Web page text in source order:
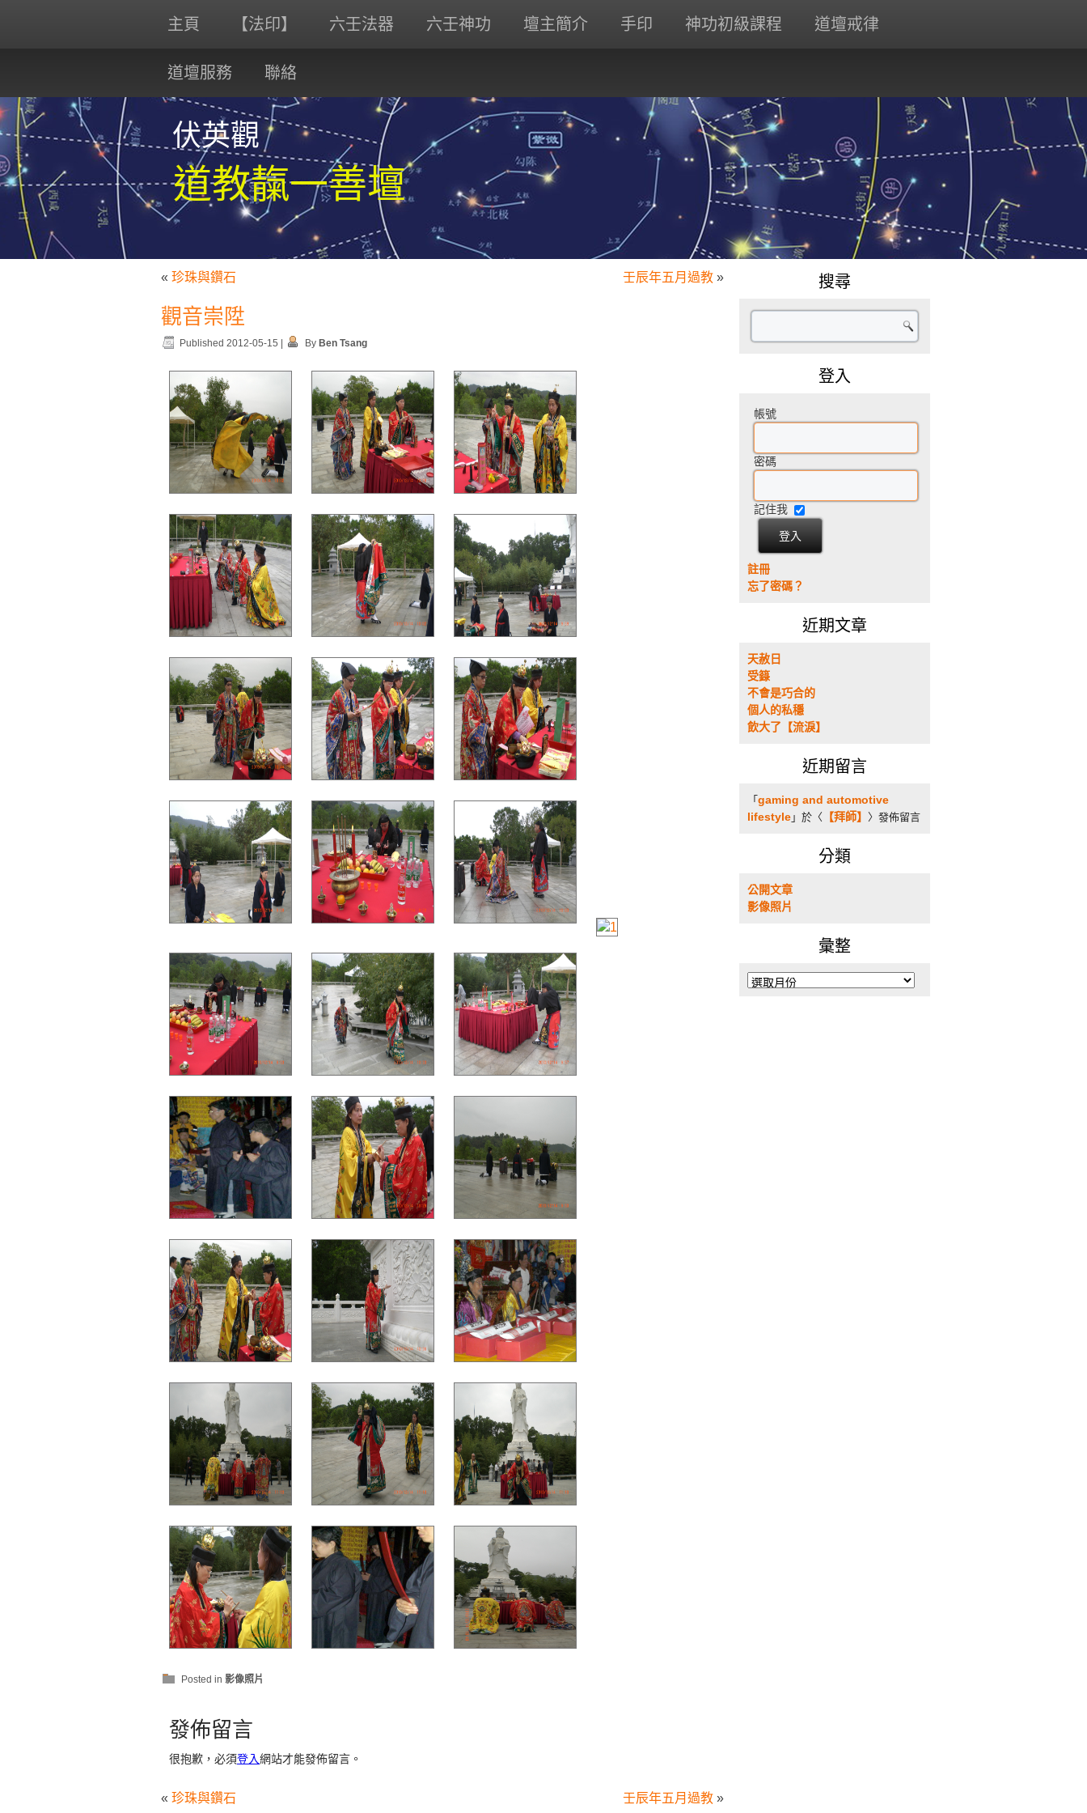
主頁 【法印】 六壬法器 六壬神功 壇主簡介 手印 神功初級課程 道壇戒律
道壇服務 聯絡
道教靝一善壇
伏英觀
« 珍珠與鑽石 壬辰年五月過教 »
觀音崇陞
Published 2012-05-15 By Ben Tsang
Posted in 影像照片
發佈留言
很抱歉，必須登入網站才能發佈留言。
« 珍珠與鑽石 壬辰年五月過教 »
搜尋
登入
帳號
密碼
記住我
註冊
忘了密碼？
近期文章
天赦日
受籙
不會是巧合的
個人的私穩
飲大了【流淚】
近期留言
「gaming and automotive
lifestyle 」於〈 【拜師】 〉發佈留言
分類
公開文章
影像照片
彙整
彙